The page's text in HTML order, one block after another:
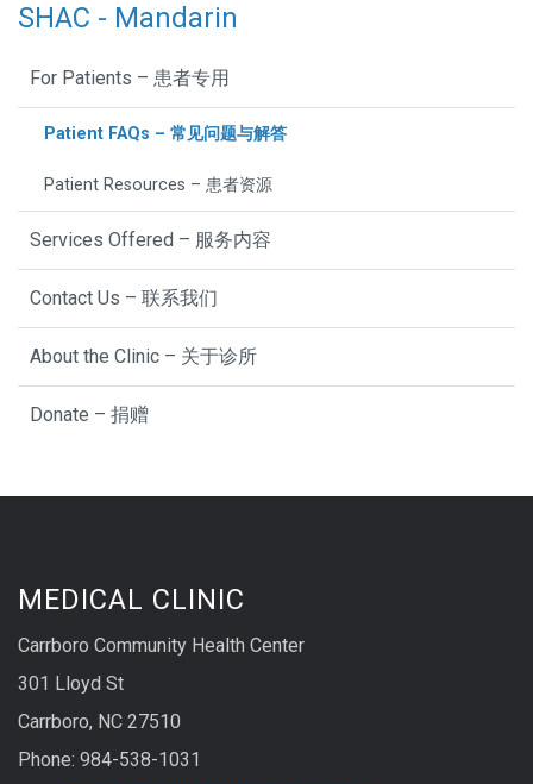
SHAC - Mandarin
For Patients – 患者专用
Patient FAQs – 常见问题与解答
Patient Resources – 患者资源
Services Offered – 服务内容
Contact Us – 联系我们
About the Clinic – 关于诊所
Donate – 捐赠
MEDICAL CLINIC
Carrboro Community Health Center
301 Lloyd St
Carrboro, NC 27510
Phone: 984-538-1031